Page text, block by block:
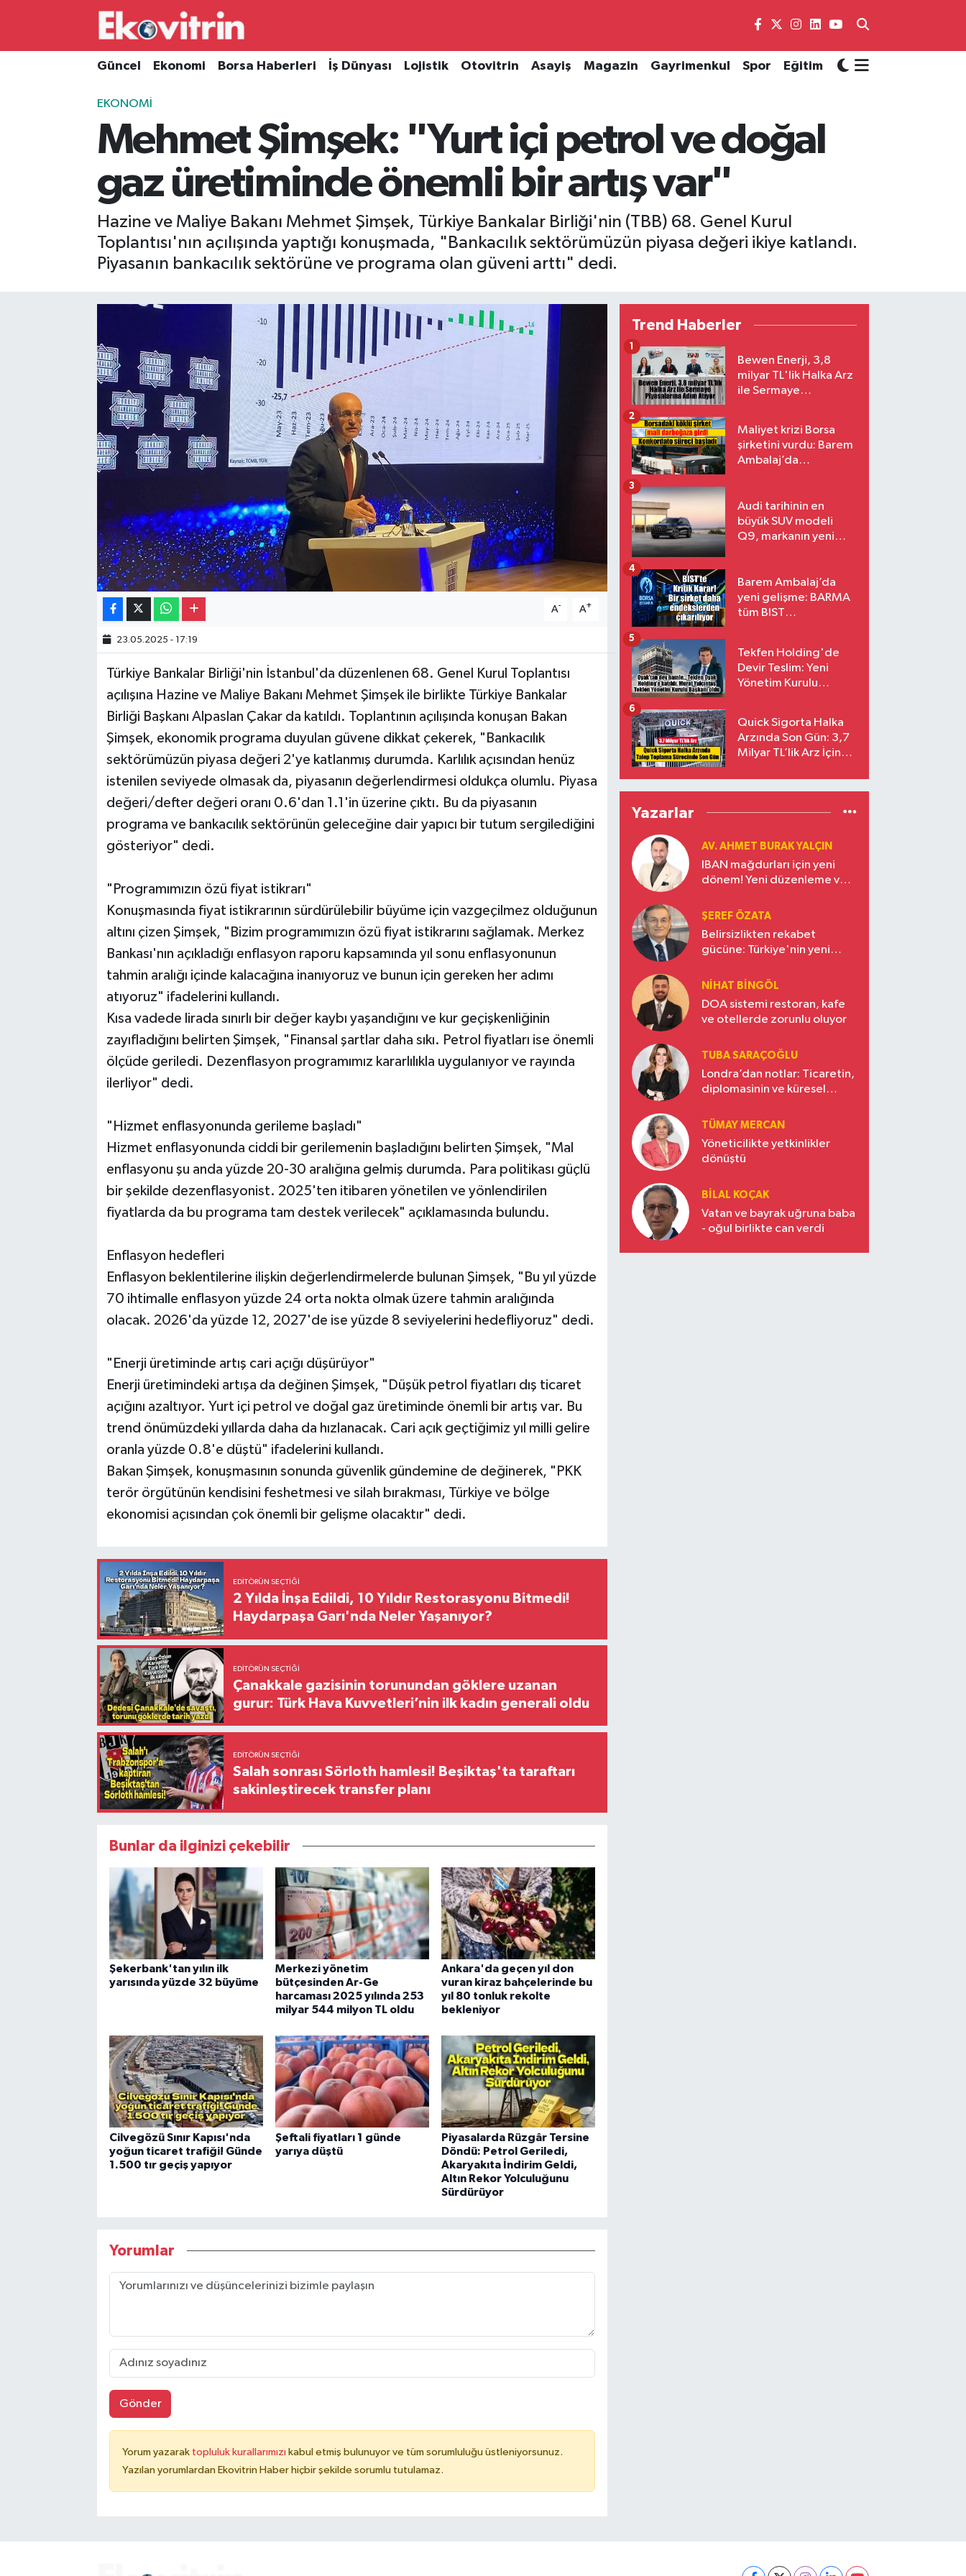
Güncel Ekonomi Borsa Haberleri İş Dünyası Lojistik Otovitrin Asayiş Magazin Gayrimenkul Spor Eğitim
EKONOMI
Mehmet Şimşek: "Yurt içi petrol ve doğal
gaz üretiminde önemli bir artış var"
Hazine ve Maliye Bakanı Mehmet Şimşek, Türkiye Bankalar Birliği'nin (TBB) 68. Genel Kurul
Toplantısı'nın açılışında yaptığı konuşmada, "Bankacılık sektörümüzün piyasa değeri ikiye katlandı.
Piyasanın bankacılık sektörüne ve programa olan güveni arttı" dedi.
A- A+
23.05.2025 - 17:19
Türkiye Bankalar Birliği'nin İstanbul'da düzenlenen 68. Genel Kurul Toplantısı
açılışına Hazine ve Maliye Bakanı Mehmet Şimşek ile birlikte Türkiye Bankalar
Birliği Başkanı Alpaslan Çakar da katıldı. Toplantının açılışında konuşan Bakan
Şimşek, ekonomik programa duyulan güvene dikkat çekerek, "Bankacılık
sektörümüzün piyasa değeri 2'ye katlanmış durumda. Karlılık açısından henüz
istenilen seviyede olmasak da, piyasanın değerlendirmesi oldukça olumlu. Piyasa
değeri/defter değeri oranı 0.6'dan 1.1'in üzerine çıktı. Bu da piyasanın
programa ve bankacılık sektörünün geleceğine dair yapıcı bir tutum sergilediğini
gösteriyor" dedi.
"Programımızın özü fiyat istikrarı"
Konuşmasında fiyat istikrarının sürdürülebilir büyüme için vazgeçilmez olduğunun
altını çizen Şimşek, "Bizim programımızın özü fiyat istikrarını sağlamak. Merkez
Bankası'nın açıkladığı enflasyon raporu kapsamında yıl sonu enflasyonunun
tahmin aralığı içinde kalacağına inanıyoruz ve bunun için gereken her adımı
atıyoruz" ifadelerini kullandı.
Kısa vadede lirada sınırlı bir değer kaybı yaşandığını ve kur geçişkenliğinin
zayıfladığını belirten Şimşek, "Finansal şartlar daha sıkı. Petrol fiyatları ise önemli
ölçüde geriledi. Dezenflasyon programımız kararlılıkla uygulanıyor ve rayında
ilerliyor" dedi.
"Hizmet enflasyonunda gerileme başladı"
Hizmet enflasyonunda ciddi bir gerilemenin başladığını belirten Şimşek, "Mal
enflasyonu şu anda yüzde 20-30 aralığına gelmiş durumda. Para politikası güçlü
bir şekilde dezenflasyonist. 2025'ten itibaren yönetilen ve yönlendirilen
fiyatlarda da bu programa tam destek verilecek" açıklamasında bulundu.
Enflasyon hedefleri
Enflasyon beklentilerine ilişkin değerlendirmelerde bulunan Şimşek, "Bu yıl yüzde
70 ihtimalle enflasyon yüzde 24 orta nokta olmak üzere tahmin aralığında
olacak. 2026'da yüzde 12, 2027'de ise yüzde 8 seviyelerini hedefliyoruz" dedi.
"Enerji üretiminde artış cari açığı düşürüyor"
Enerji üretimindeki artışa da değinen Şimşek, "Düşük petrol fiyatları dış ticaret
açığını azaltıyor. Yurt içi petrol ve doğal gaz üretiminde önemli bir artış var. Bu
trend önümüzdeki yıllarda daha da hızlanacak. Cari açık geçtiğimiz yıl milli gelire
oranla yüzde 0.8'e düştü" ifadelerini kullandı.
Bakan Şimşek, konuşmasının sonunda güvenlik gündemine de değinerek, "PKK
terör örgütünün kendisini feshetmesi ve silah bırakması, Türkiye ve bölge
ekonomisi açısından çok önemli bir gelişme olacaktır" dedi.
EDITÖRÜN SEÇTIĞI
2 Yılda İnşa Edildi, 10 Yıldır Restorasyonu Bitmedi!
Haydarpaşa Garı'nda Neler Yaşanıyor?
EDITÖRÜN SEÇTIĞI
Çanakkale gazisinin torunundan göklere uzanan
gurur: Türk Hava Kuvvetleri’nin ilk kadın generali oldu
EDITÖRÜN SEÇTIĞI
Salah sonrası Sörloth hamlesi! Beşiktaş'ta taraftarı
sakinleştirecek transfer planı
Bunlar da ilginizi çekebilir
Şekerbank'tan yılın ilk
yarısında yüzde 32 büyüme
Merkezi yönetim
bütçesinden Ar-Ge
harcaması 2025 yılında 253
milyar 544 milyon TL oldu
Ankara'da geçen yıl don
vuran kiraz bahçelerinde bu
yıl 80 tonluk rekolte
bekleniyor
Cilvegözü Sınır Kapısı'nda
yoğun ticaret trafiği! Günde
1.500 tır geçiş yapıyor
Şeftali fiyatları 1 günde
yarıya düştü
Piyasalarda Rüzgâr Tersine
Döndü: Petrol Geriledi,
Akaryakıta İndirim Geldi,
Altın Rekor Yolculuğunu
Sürdürüyor
Yorumlar
Gönder
Yorum yazarak topluluk kurallarımızı kabul etmiş bulunuyor ve tüm sorumluluğu üstleniyorsunuz.
Yazılan yorumlardan Ekovitrin Haber hiçbir şekilde sorumlu tutulamaz.
Trend Haberler
Bewen Enerji, 3,8
milyar TL'lik Halka Arz
ile Sermaye
1
Maliyet krizi Borsa
şirketini vurdu: Barem
Ambalaj’da
2
Audi tarihinin en
büyük SUV modeli
Q9, markanın yeni
3
Barem Ambalaj’da
yeni gelişme: BARMA
tüm BIST
4
Tekfen Holding'de
Devir Teslim: Yeni
Yönetim Kurulu
5
Quick Sigorta Halka
Arzında Son Gün: 3,7
Milyar TL’lik Arz İçin
Eriyor
6
Yazarlar
AV. AHMET BURAK YALÇIN
IBAN mağdurları için yeni
dönem! Yeni düzenleme ve
ŞEREF ÖZATA
Belirsizlikten rekabet
gücüne: Türkiye'nin yeni
NIHAT BINGÖL
DOA sistemi restoran, kafe
ve otellerde zorunlu oluyor
TUBA SARAÇOĞLU
Londra’dan notlar: Ticaretin,
diplomasinin ve küresel
Türkiye’nin yükselen gücü
TÜMAY MERCAN
Yöneticilikte yetkinlikler
dönüştü
BILAL KOÇAK
Vatan ve bayrak uğruna baba
- oğul birlikte can verdi
Güncel
Borsa Haberleri
Gayrimenkul
Hava Durumu
Süper Lig Puan Durumu ve Fikstür
Son Dakika Haberleri
Haber Arşivi